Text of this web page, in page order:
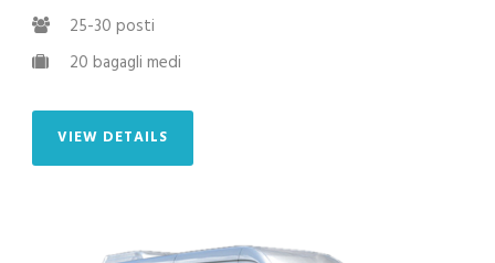
25-30 posti
20 bagagli medi
VIEW DETAILS